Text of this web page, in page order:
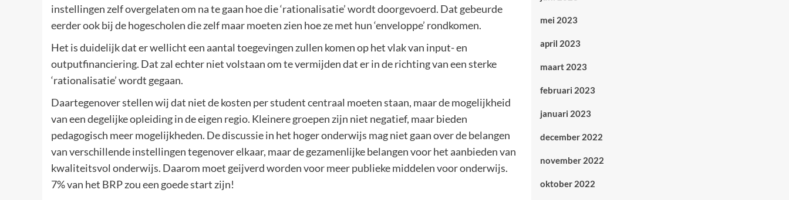
instellingen zelf overgelaten om na te gaan hoe die ‘rationalisatie’ wordt doorgevoerd. Dat gebeurde
eerder ook bij de hogescholen die zelf maar moeten zien hoe ze met hun ‘enveloppe’ rondkomen.
Het is duidelijk dat er wellicht een aantal toegevingen zullen komen op het vlak van input- en
outputfinanciering. Dat zal echter niet volstaan om te vermijden dat er in de richting van een sterke
‘rationalisatie’ wordt gegaan.
Daartegenover stellen wij dat niet de kosten per student centraal moeten staan, maar de mogelijkheid
van een degelijke opleiding in de eigen regio. Kleinere groepen zijn niet negatief, maar bieden
pedagogisch meer mogelijkheden. De discussie in het hoger onderwijs mag niet gaan over de belangen
van verschillende instellingen tegenover elkaar, maar de gezamenlijke belangen voor het aanbieden van
kwaliteitsvol onderwijs. Daarom moet geijverd worden voor meer publieke middelen voor onderwijs.
7% van het BRP zou een goede start zijn!
mei 2023
april 2023
maart 2023
februari 2023
januari 2023
december 2022
november 2022
oktober 2022